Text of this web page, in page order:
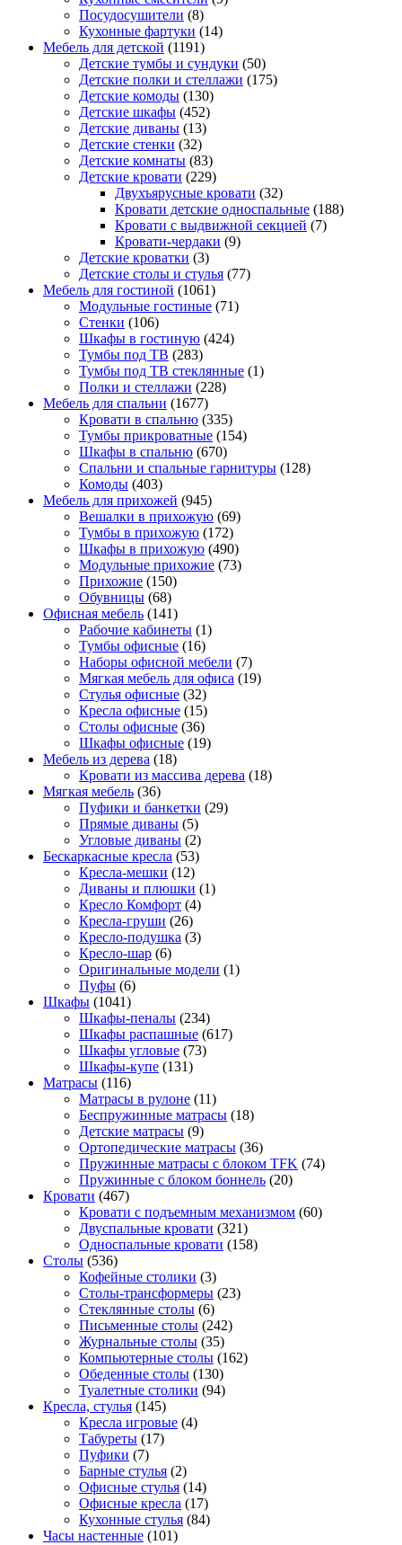
Посудосушители (8)
Кухонные фартуки (14)
Мебель для детской (1191)
Детские тумбы и сундуки (50)
Детские полки и стеллажи (175)
Детские комоды (130)
Детские шкафы (452)
Детские диваны (13)
Детские стенки (32)
Детские комнаты (83)
Детские кровати (229)
Двухъярусные кровати (32)
Кровати детские односпальные (188)
Кровати с выдвижной секцией (7)
Кровати-чердаки (9)
Детские кроватки (3)
Детские столы и стулья (77)
Мебель для гостиной (1061)
Модульные гостиные (71)
Стенки (106)
Шкафы в гостиную (424)
Тумбы под ТВ (283)
Тумбы под ТВ стеклянные (1)
Полки и стеллажи (228)
Мебель для спальни (1677)
Кровати в спальню (335)
Тумбы прикроватные (154)
Шкафы в спальню (670)
Спальни и спальные гарнитуры (128)
Комоды (403)
Мебель для прихожей (945)
Вешалки в прихожую (69)
Тумбы в прихожую (172)
Шкафы в прихожую (490)
Модульные прихожие (73)
Прихожие (150)
Обувницы (68)
Офисная мебель (141)
Рабочие кабинеты (1)
Тумбы офисные (16)
Наборы офисной мебели (7)
Мягкая мебель для офиса (19)
Стулья офисные (32)
Кресла офисные (15)
Столы офисные (36)
Шкафы офисные (19)
Мебель из дерева (18)
Кровати из массива дерева (18)
Мягкая мебель (36)
Пуфики и банкетки (29)
Прямые диваны (5)
Угловые диваны (2)
Бескаркасные кресла (53)
Кресла-мешки (12)
Диваны и плюшки (1)
Кресло Комфорт (4)
Кресла-груши (26)
Кресло-подушка (3)
Кресло-шар (6)
Оригинальные модели (1)
Пуфы (6)
Шкафы (1041)
Шкафы-пеналы (234)
Шкафы распашные (617)
Шкафы угловые (73)
Шкафы-купе (131)
Матрасы (116)
Матрасы в рулоне (11)
Беспружинные матрасы (18)
Детские матрасы (9)
Ортопедические матрасы (36)
Пружинные матрасы с блоком TFK (74)
Пружинные с блоком боннель (20)
Кровати (467)
Кровати с подъемным механизмом (60)
Двуспальные кровати (321)
Односпальные кровати (158)
Столы (536)
Кофейные столики (3)
Столы-трансформеры (23)
Стеклянные столы (6)
Письменные столы (242)
Журнальные столы (35)
Компьютерные столы (162)
Обеденные столы (130)
Туалетные столики (94)
Кресла, стулья (145)
Кресла игровые (4)
Табуреты (17)
Пуфики (7)
Барные стулья (2)
Офисные стулья (14)
Офисные кресла (17)
Кухонные стулья (84)
Часы настенные (101)